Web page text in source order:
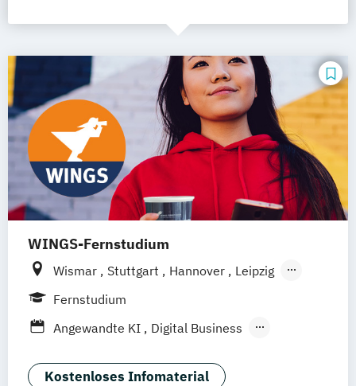
WINGS-Fernstudium
Wismar Stuttgart Hannover
Leipzig
Frankfurt am Main
Nürnberg
Fernstudium
Angewandte KI
Digital Business
IT-Forensik IT-Management & Consulting
Kostenloses Infomaterial